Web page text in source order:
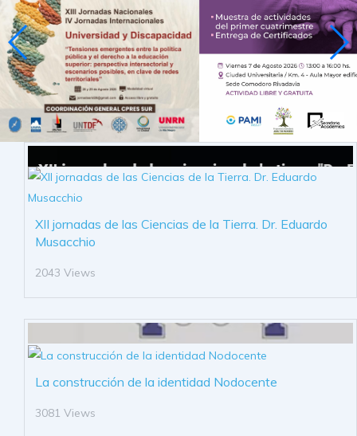
XII jornadas de las Ciencias de la Tierra. Dr. Eduardo
Musacchio
2043 Views
La construcción de la identidad Nodocente
3081 Views